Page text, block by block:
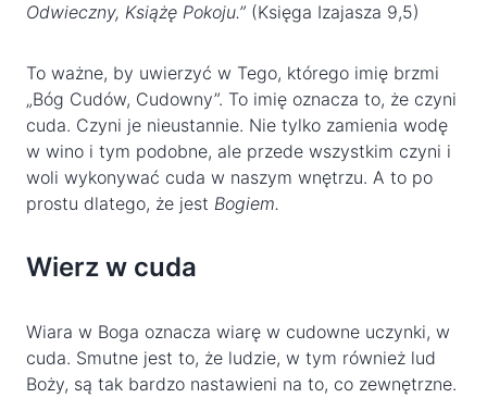
Odwieczny, Książę Pokoju.” (Księga Izajasza 9,5)
To ważne, by uwierzyć w Tego, którego imię brzmi
„Bóg Cudów, Cudowny”. To imię oznacza to, że czyni
cuda. Czyni je nieustannie. Nie tylko zamienia wodę
w wino i tym podobne, ale przede wszystkim czyni i
woli wykonywać cuda w naszym wnętrzu. A to po
prostu dlatego, że jest Bogiem.
Wierz w cuda
Wiara w Boga oznacza wiarę w cudowne uczynki, w
cuda. Smutne jest to, że ludzie, w tym również lud
Boży, są tak bardzo nastawieni na to, co zewnętrzne.